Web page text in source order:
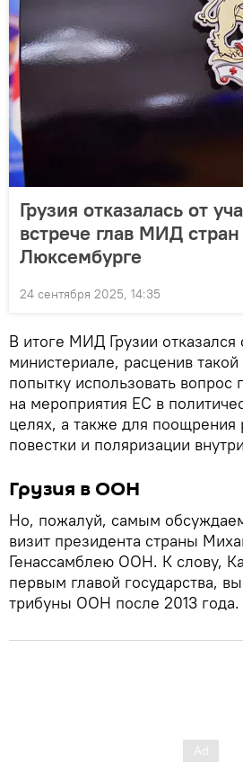
Грузия отказалась от
встрече глав МИД
Люксембурге
24 сентября 2025, 14:35
В итоге МИД Грузии отказался
министериале, расценив
попытку использовать вопрос
на мероприятия ЕС в
целях, а также для поощрения
повестки и поляризации
Грузия в ООН
Но, пожалуй, самым
визит президента страны
Генассамблею ООН. К слову,
первым главой государства,
трибуны ООН после 2013 года.